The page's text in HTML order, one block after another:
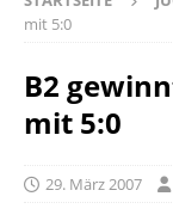
mit 5:0
B2
mit 5:0
29. März 2007